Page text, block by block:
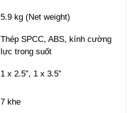
5.9 kg (Net weight)
Thép SPCC, ABS, kính cường
lực trong suốt
1 x 2.5”, 1 x 3.5”
7 khe